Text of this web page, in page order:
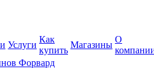
Услуги
Как
купить
Магазины
О